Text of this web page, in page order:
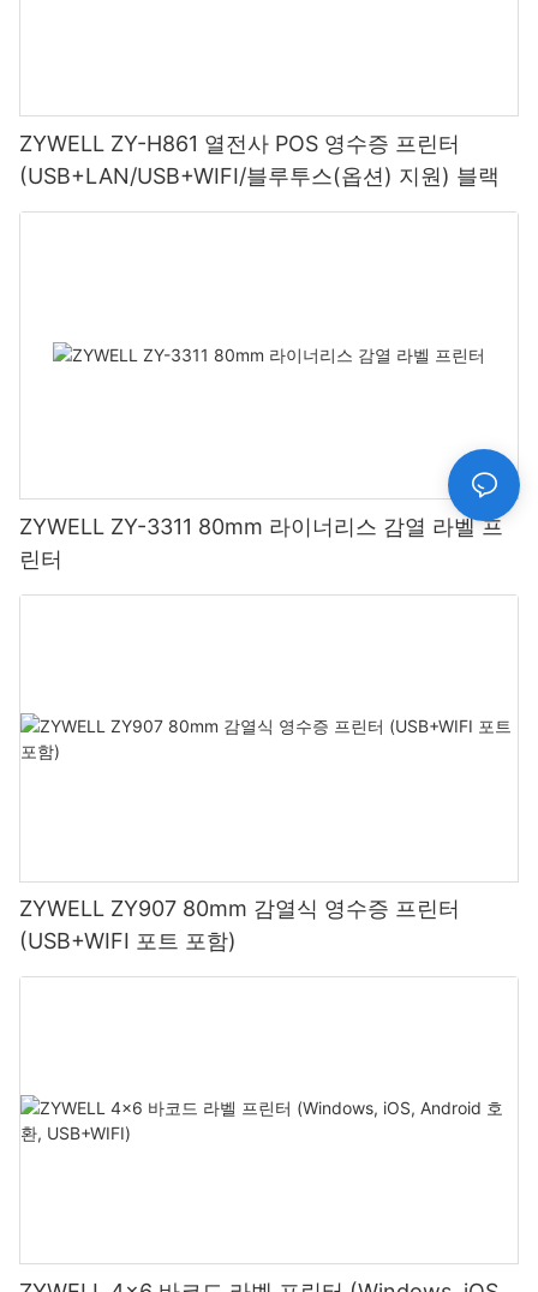
ZYWELL ZY-H861 열전사 POS 영수증 프린터
(USB+LAN/USB+WIFI/블루투스(옵션) 지원) 블랙
ZYWELL ZY-3311 80mm 라이너리스 감열 라벨 프
린터
ZYWELL ZY907 80mm 감열식 영수증 프린터
(USB+WIFI 포트 포함)